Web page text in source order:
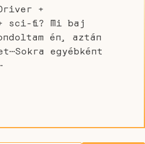
+
sci-fi? Mi baj
én, aztán
egyébként